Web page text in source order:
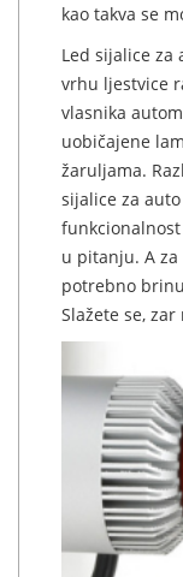
kao takva se
Led sijalice za
vrhu ljestvice
vlasnika
uobičajene
žaruljama.
sijalice za
u pitanju. A
potrebno
Slažete se, zar